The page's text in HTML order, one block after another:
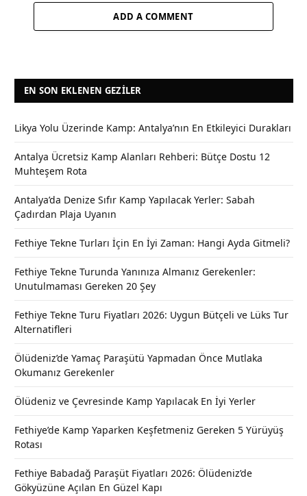
ADD A COMMENT
EN SON EKLENEN GEZILER
Likya Yolu Üzerinde Kamp: Antalya’nın En Etkileyici Durakları
Antalya Ücretsiz Kamp Alanları Rehberi: Bütçe Dostu 12
Muhteşem Rota
Antalya’da Denize Sıfır Kamp Yapılacak Yerler: Sabah
Çadırdan Plaja Uyanın
Fethiye Tekne Turları İçin En İyi Zaman: Hangi Ayda Gitmeli?
Fethiye Tekne Turunda Yanınıza Almanız Gerekenler:
Unutulmaması Gereken 20 Şey
Fethiye Tekne Turu Fiyatları 2026: Uygun Bütçeli ve Lüks Tur
Alternatifleri
Ölüdeniz’de Yamaç Paraşütü Yapmadan Önce Mutlaka
Okumanız Gerekenler
Ölüdeniz ve Çevresinde Kamp Yapılacak En İyi Yerler
Fethiye’de Kamp Yaparken Keşfetmeniz Gereken 5 Yürüyüş
Rotası
Fethiye Babadağ Paraşüt Fiyatları 2026: Ölüdeniz’de
Gökyüzüne Açılan En Güzel Kapı